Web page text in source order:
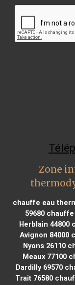
Zone
chauffe eau
59680chauffe
Herblain 44800
Avignon 84000
Nyons 26110
Meaux 77100
Dardilly 69570
Trait 76580